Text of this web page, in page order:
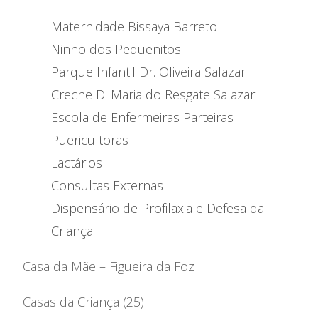
Maternidade Bissaya Barreto
Ninho dos Pequenitos
Parque Infantil Dr. Oliveira Salazar
Creche D. Maria do Resgate Salazar
Escola de Enfermeiras Parteiras
Puericultoras
Lactários
Consultas Externas
Dispensário de Profilaxia e Defesa da
Criança
Casa da Mãe – Figueira da Foz
Casas da Criança (25)